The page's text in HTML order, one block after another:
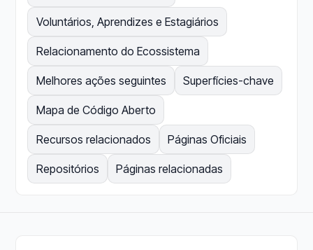
Voluntários, Aprendizes e Estagiários
Relacionamento do Ecossistema
Melhores ações seguintes Superfícies-chave
Mapa de Código Aberto
Recursos relacionados Páginas Oficiais
Repositórios Páginas relacionadas